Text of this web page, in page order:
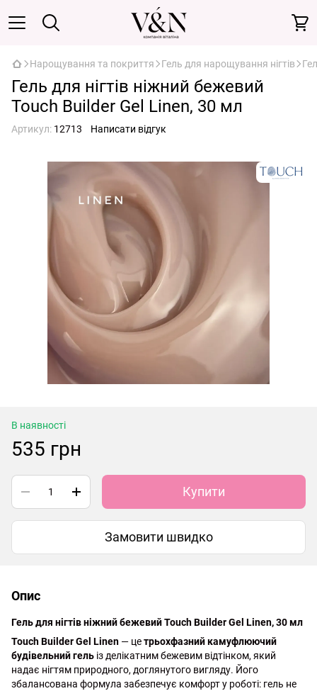
Нарощування та покриття Гель для нарощування нігтів
Гель для нігтів ніжний бежевий
Touch Builder Gel Linen, 30 мл
Артикул: 12713 Написати відгук
В наявності
535 грн
Купити
Замовити швидко
Опис
Гель для нігтів ніжний бежевий Touch Builder Gel Linen, 30 мл
Touch Builder Gel Linen — цетрьохфазний камуфлюючий
будівельний гель із делікатним бежевим відтінком, який
надає нігтям природного, доглянутого вигляду. Його
збалансована формула забезпечує комфорт у роботі: гель не